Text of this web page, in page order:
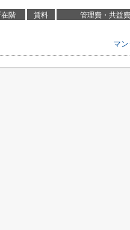
在階 賃料 管理費・共益費
マ